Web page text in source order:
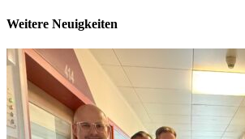
Weitere Neuigkeiten